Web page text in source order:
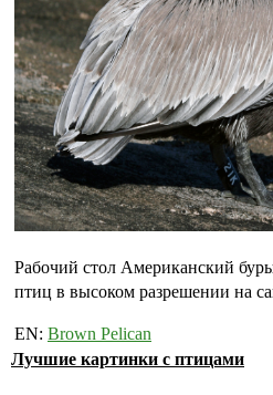
Рабочий стол Американский
птиц в высоком разрешении на
EN: Brown Pelican
Лучшие картинки с птицами